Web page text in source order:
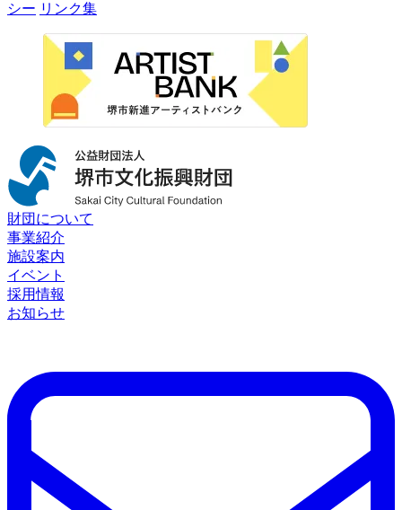
シー リンク集
財団について
事業紹介
施設案内
イベント
採用情報
お知らせ